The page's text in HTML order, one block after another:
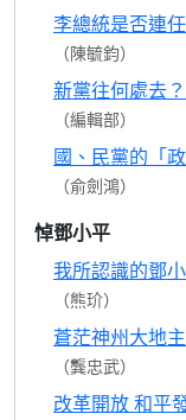
李總統是否連
（陳毓鈞）
新黨往何處去？
（編輯部）
國、民黨的「
（俞劍鴻）
悼鄧小平
我所認識的鄧
（熊玠）
蒼茫神州大地
（龔忠武）
改革開放 和平